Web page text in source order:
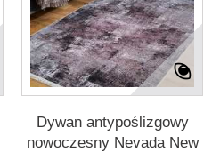
Dywan antypoślizgowy
nowoczesny Nevada New